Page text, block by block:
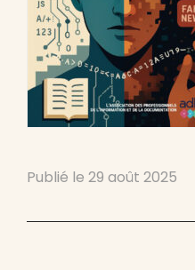
Publié le 29 août 2025